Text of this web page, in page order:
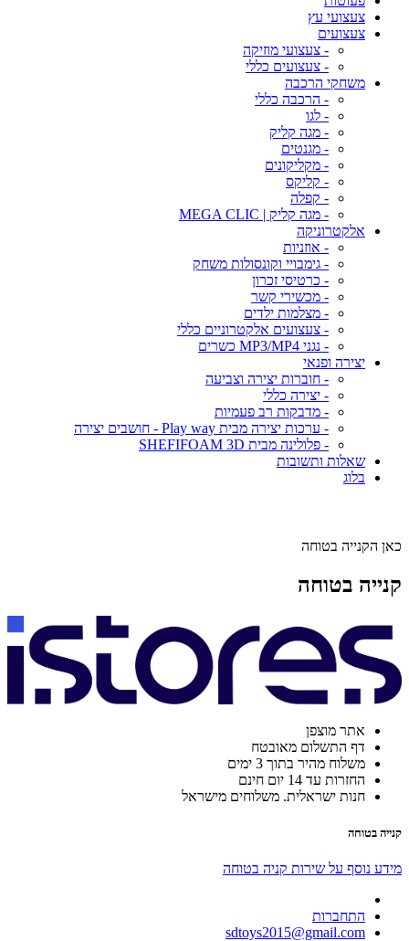
צעצועי עץ
צעצועים
- צעצועי מוזיקה
- צעצועים כללי
משחקי הרכבה
- הרכבה כללי
- לגו
- מגה קליק
- מגנטים
- מקליקונים
- קליקס
- קפלה
- מגה קליק | MEGA CLIC
אלקטרוניקה
- אוזניות
- גימבויי וקונסולות משחק
- כרטיסי זכרון
- מכשירי קשר
- מצלמות ילדים
- צעצועים אלקטרוניים כללי
- נגני MP3/MP4 כשרים
יצירה ופנאי
- חוברות יצירה וצביעה
- יצירה כללי
- מדבקות רב פעמיות
- ערכות יצירה מבית Play way - חושבים יצירה
- פלולינה מבית SHEFIFOAM 3D
שאלות ותשובות
בלוג
כאן הקנייה בטוחה
קנייה בטוחה
אתר מוצפן
דף התשלום מאובטח
משלוח מהיר בתוך 3 ימים
החזרות עד 14 יום חינם
חנות ישראלית. משלוחים מישראל
קנייה בטוחה
מידע נוסף על שירות קניה בטוחה
התחברות
sdtoys2015@gmail.com